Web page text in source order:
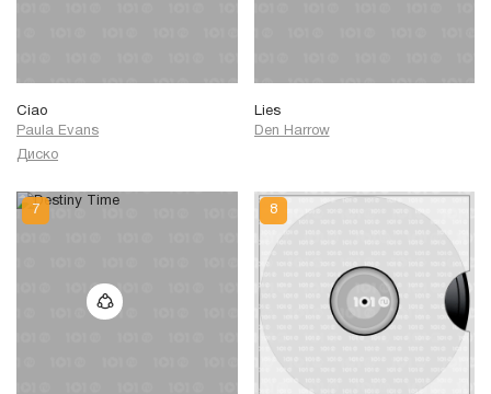
Ciao
Paula Evans
Диско
Lies
Den Harrow